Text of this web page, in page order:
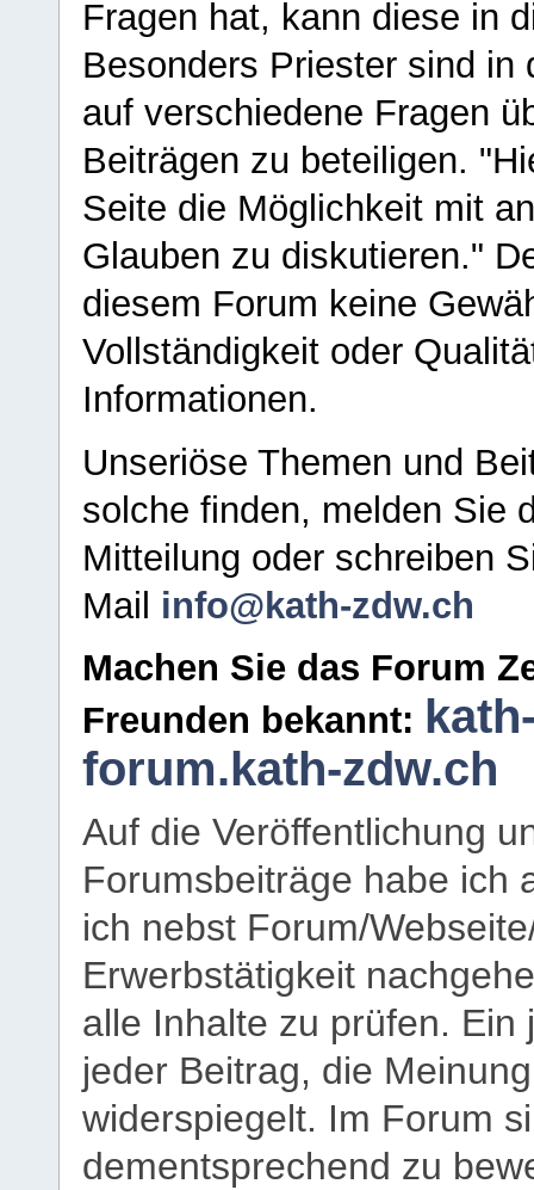
Fragen hat, kann diese in
Besonders Priester sind in
auf verschiedene Fragen
Beiträgen zu beteiligen.
Seite die Möglichkeit mit
Glauben zu diskutieren."
diesem Forum keine
Vollständigkeit oder
Informationen.
Unseriöse Themen und
solche finden, melden Sie
Mitteilung oder schreiben
Mail info@kath-zdw.ch
Machen Sie das Forum
Freunden bekannt:
forum.kath-zdw.ch
Auf die Veröffentlichung
Forumsbeiträge habe ich
ich nebst Forum/
Erwerbstätigkeit
alle Inhalte zu prüfen.
jeder Beitrag, die
widerspiegelt. Im Forum
dementsprechend zu